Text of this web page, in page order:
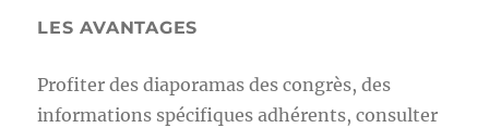
LES AVANTAGES
Profiter des diaporamas des congrès, des
informations spécifiques adhérents, consulter